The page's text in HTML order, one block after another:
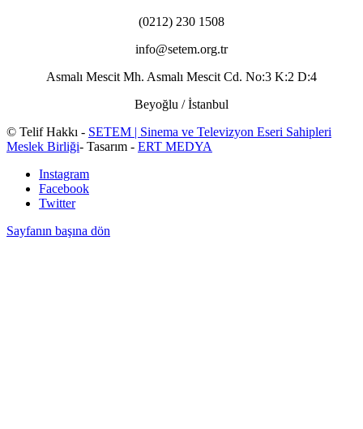
(0212) 230 1508
info@setem.org.tr
Asmalı Mescit Mh. Asmalı Mescit Cd. No:3 K:2 D:4
Beyoğlu / İstanbul
© Telif Hakkı - SETEM | Sinema ve Televizyon Eseri Sahipleri
Meslek Birliği- Tasarım - ERT MEDYA
Instagram
Facebook
Twitter
Sayfanın başına dön